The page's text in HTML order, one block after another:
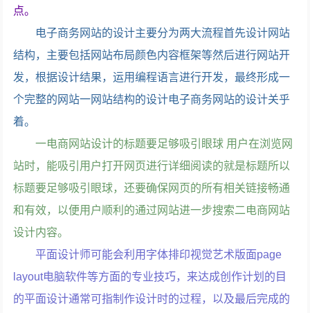
点。
电子商务网站的设计主要分为两大流程首先设计网站
结构，主要包括网站布局颜色内容框架等然后进行网站开
发，根据设计结果，运用编程语言进行开发，最终形成一
个完整的网站一网站结构的设计电子商务网站的设计关乎
着。
一电商网站设计的标题要足够吸引眼球 用户在浏览网
站时，能吸引用户打开网页进行详细阅读的就是标题所以
标题要足够吸引眼球，还要确保网页的所有相关链接畅通
和有效，以便用户顺利的通过网站进一步搜索二电商网站
设计内容。
平面设计师可能会利用字体排印视觉艺术版面page
layout电脑软件等方面的专业技巧，来达成创作计划的目
的平面设计通常可指制作设计时的过程，以及最后完成的